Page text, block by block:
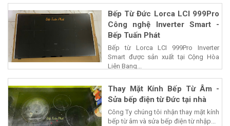
Bếp Từ Đức Lorca LCI 999Pro
Công nghệ Inverter Smart -
Bếp Tuấn Phát
Bếp từ Lorca LCI 999Pro Inverter
Smart được sản xuất tại Cộng Hòa
Liên Bang...
Thay Mặt Kính Bếp Từ Âm -
Sửa bếp điện từ Đức tại nhà
Công Ty chúng tôi nhận thay mặt kính
bếp từ âm và sửa bếp điện từ nhập...